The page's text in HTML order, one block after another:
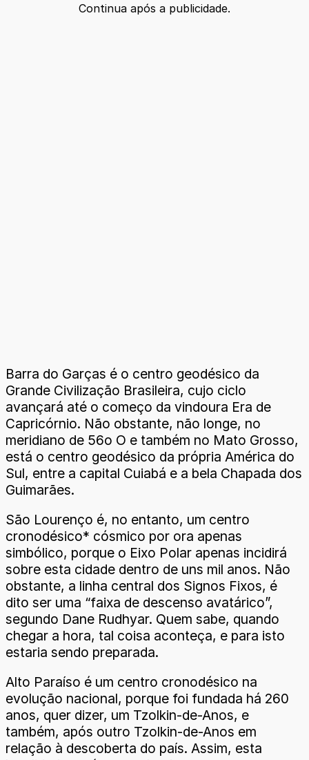
Continua após a publicidade.
Barra do Garças é o centro geodésico da
Grande Civilização Brasileira, cujo ciclo
avançará até o começo da vindoura Era de
Capricórnio. Não obstante, não longe, no
meridiano de 56o O e também no Mato Grosso,
está o centro geodésico da própria América do
Sul, entre a capital Cuiabá e a bela Chapada dos
Guimarães.
São Lourenço é, no entanto, um centro
cronodésico* cósmico por ora apenas
simbólico, porque o Eixo Polar apenas incidirá
sobre esta cidade dentro de uns mil anos. Não
obstante, a linha central dos Signos Fixos, é
dito ser uma “faixa de descenso avatárico”,
segundo Dane Rudhyar. Quem sabe, quando
chegar a hora, tal coisa aconteça, e para isto
estaria sendo preparada.
Alto Paraíso é um centro cronodésico na
evolução nacional, porque foi fundada há 260
anos, quer dizer, um Tzolkin-de-Anos, e
também, após outro Tzolkin-de-Anos em
relação à descoberta do país. Assim, esta